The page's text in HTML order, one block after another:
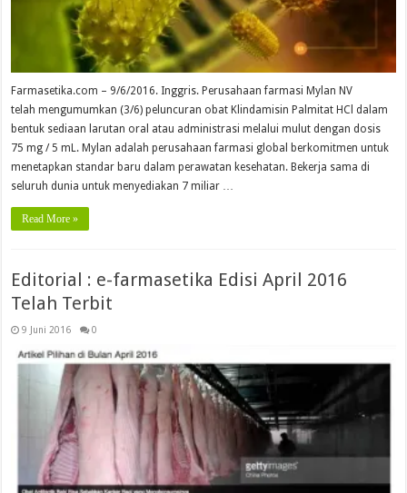
Farmasetika.com – 9/6/2016. Inggris. Perusahaan farmasi Mylan NV
telah mengumumkan (3/6) peluncuran obat Klindamisin Palmitat HCl dalam
bentuk sediaan larutan oral atau administrasi melalui mulut dengan dosis
75 mg / 5 mL. Mylan adalah perusahaan farmasi global berkomitmen untuk
menetapkan standar baru dalam perawatan kesehatan. Bekerja sama di
seluruh dunia untuk menyediakan 7 miliar …
Read More »
Editorial : e-farmasetika Edisi April 2016
Telah Terbit
9 Juni 2016 0